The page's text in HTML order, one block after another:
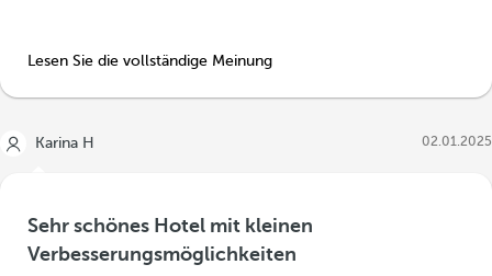
Lesen Sie die vollständige Meinung
Karina H 02.01.2025
Sehr schönes Hotel mit kleinen
Verbesserungsmöglichkeiten